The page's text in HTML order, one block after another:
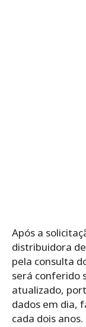
Após a
distribuidora
pela consulta
será conferido
atualizado,
dados em dia,
cada dois anos.